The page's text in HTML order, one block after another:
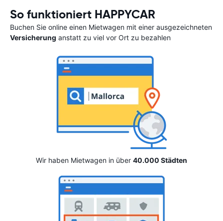
So funktioniert HAPPYCAR
Buchen Sie online einen Mietwagen mit einer ausgezeichneten
Versicherung anstatt zu viel vor Ort zu bezahlen
Wir haben Mietwagen in über 40.000 Städten